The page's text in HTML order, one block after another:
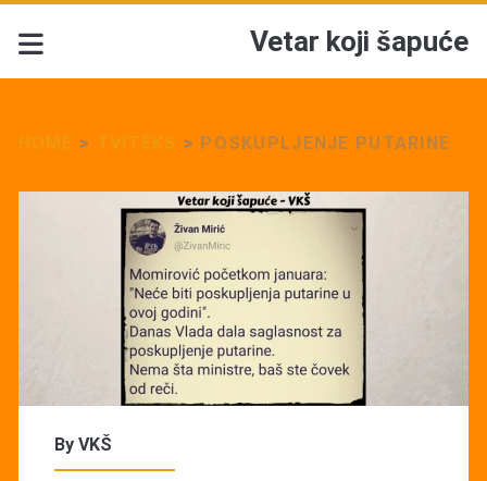
Vetar koji šapuće
> > POSKUPLJENJE PUTARINE
By VKŠ